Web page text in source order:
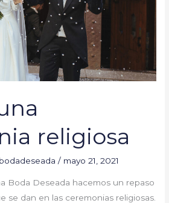
religiosa
/ mayo 21, 2021
Boda Deseada hacemos un repaso
se dan en las ceremonias religiosas.